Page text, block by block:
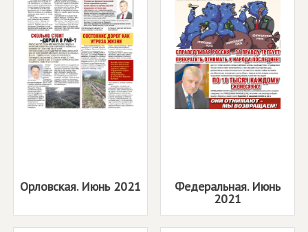
Орловская. Июнь 2021 Федеральная. Июнь
2021